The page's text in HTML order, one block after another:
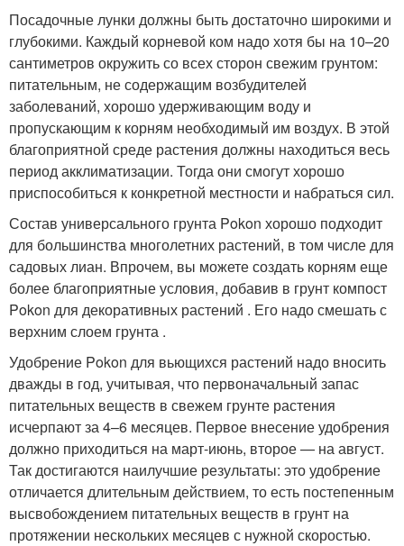
Посадочные лунки должны быть достаточно широкими и
глубокими. Каждый корневой ком надо хотя бы на 10–20
сантиметров окружить со всех сторон свежим грунтом:
питательным, не содержащим возбудителей
заболеваний, хорошо удерживающим воду и
пропускающим к корням необходимый им воздух. В этой
благоприятной среде растения должны находиться весь
период акклиматизации. Тогда они смогут хорошо
приспособиться к конкретной местности и набраться сил.
Состав универсального грунта Pokon хорошо подходит
для большинства многолетних растений, в том числе для
садовых лиан. Впрочем, вы можете создать корням еще
более благоприятные условия, добавив в грунт компост
Pokon для декоративных растений . Его надо смешать с
верхним слоем грунта .
Удобрение Pokon для вьющихся растений надо вносить
дважды в год, учитывая, что первоначальный запас
питательных веществ в свежем грунте растения
исчерпают за 4–6 месяцев. Первое внесение удобрения
должно приходиться на март-июнь, второе — на август.
Так достигаются наилучшие результаты: это удобрение
отличается длительным действием, то есть постепенным
высвобождением питательных веществ в грунт на
протяжении нескольких месяцев с нужной скоростью.